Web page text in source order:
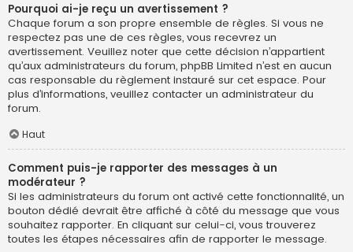
Pourquoi ai-je reçu un avertissement ?
Chaque forum a son propre ensemble de règles. Si vous ne
respectez pas une de ces règles, vous recevrez un
avertissement. Veuillez noter que cette décision n’appartient
qu’aux administrateurs du forum, phpBB Limited n’est en aucun
cas responsable du règlement instauré sur cet espace. Pour
plus d’informations, veuillez contacter un administrateur du
forum.
Haut
Comment puis-je rapporter des messages à un
modérateur ?
Si les administrateurs du forum ont activé cette fonctionnalité, un
bouton dédié devrait être affiché à côté du message que vous
souhaitez rapporter. En cliquant sur celui-ci, vous trouverez
toutes les étapes nécessaires afin de rapporter le message.